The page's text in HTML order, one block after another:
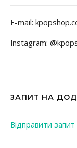
E-mail:
Instagram:
ЗАПИТ НА
Відправити запит